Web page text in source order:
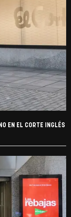
EN EL CORTE INGLÉS